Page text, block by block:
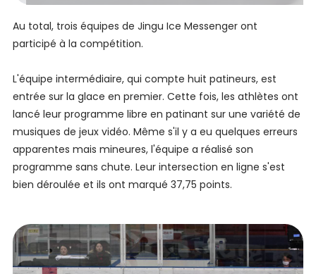
Au total, trois équipes de Jingu Ice Messenger ont
participé à la compétition.
L'équipe intermédiaire, qui compte huit patineurs, est
entrée sur la glace en premier. Cette fois, les athlètes ont
lancé leur programme libre en patinant sur une variété de
musiques de jeux vidéo. Même s'il y a eu quelques erreurs
apparentes mais mineures, l'équipe a réalisé son
programme sans chute. Leur intersection en ligne s'est
bien déroulée et ils ont marqué 37,75 points.